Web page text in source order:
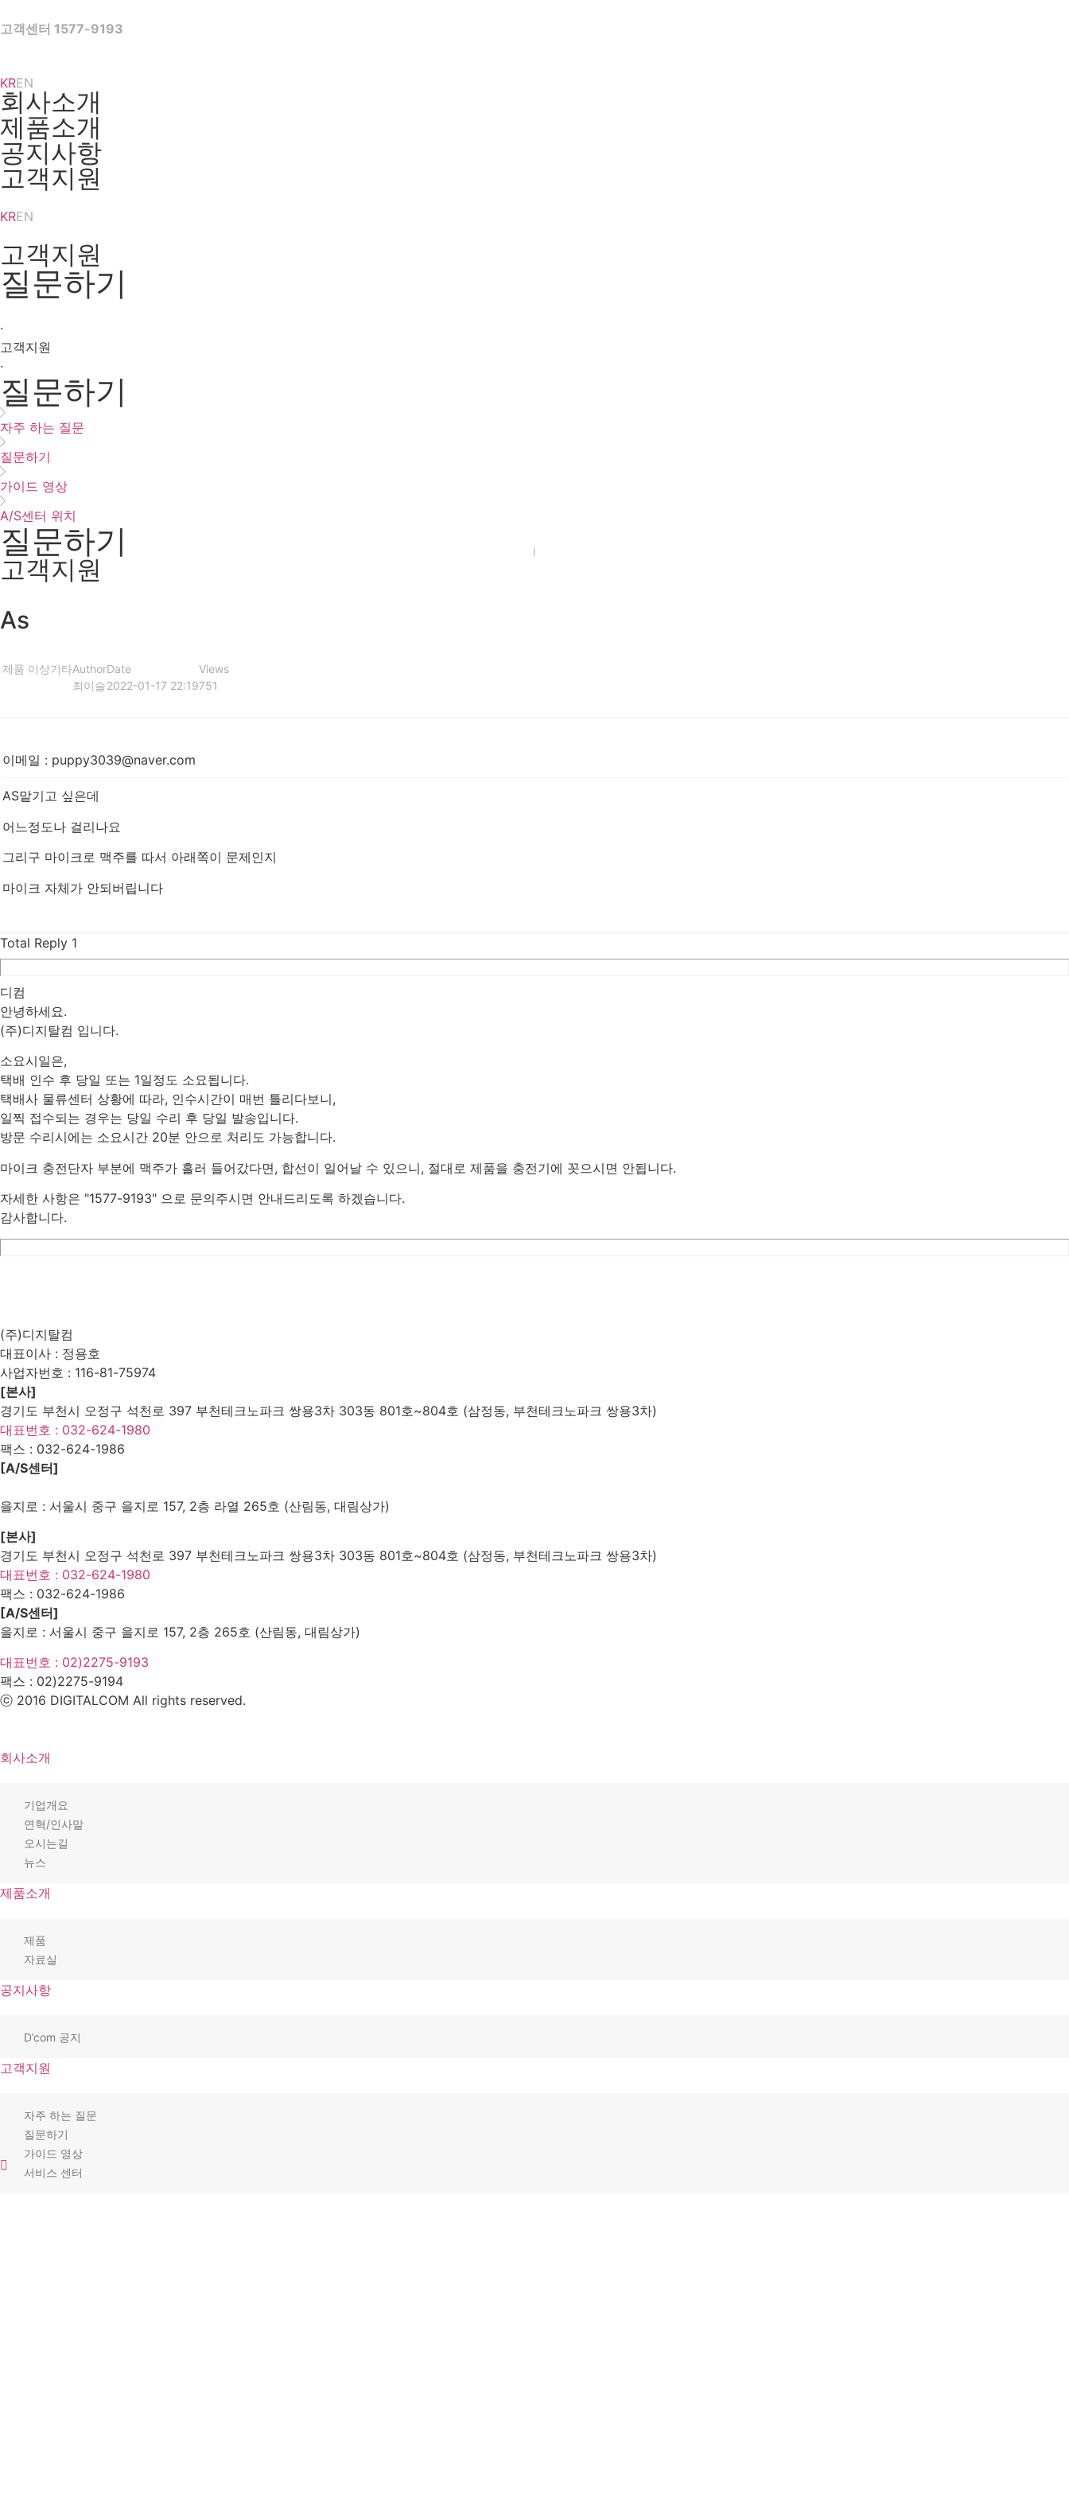
to
고객센터 1577-9193
KREN
회사소개
제품소개
공지사항
고객지원
KREN
고객지원
질문하기
·
고객지원
·
질문하기
자주 하는 질문
질문하기
가이드 영상
A/S센터 위치
질문하기
고객지원
As
제품 이상기타Author
최이슬
Date
2022-01-17 22:19
Views
751
이메일 : puppy3039@naver.com
AS맡기고 싶은데
어느정도나 걸리나요
그리구 마이크로 맥주를 따서 아래쪽이 문제인지
마이크 자체가 안되버립니다
Total Reply 1
디컴
안녕하세요.
(주)디지탈컴 입니다.
소요시일은,
택배 인수 후 당일 또는 1일정도 소요됩니다.
택배사 물류센터 상황에 따라, 인수시간이 매번 틀리다보니,
일찍 접수되는 경우는 당일 수리 후 당일 발송입니다.
방문 수리시에는 소요시간 20분 안으로 처리도 가능합니다.
마이크 충전단자 부분에 맥주가 흘러 들어갔다면, 합선이 일어날 수 있으니, 절대로 제품을 충전기에 꼿으시면 안됩니다.
자세한 사항은 "1577-9193" 으로 문의주시면 안내드리도록 하겠습니다.
감사합니다.
(주)디지탈컴
대표이사 : 정용호
사업자번호 : 116-81-75974
[본사]
경기도 부천시 오정구 석천로 397 부천테크노파크 쌍용3차 303동 801호~804호 (삼정동, 부천테크노파크 쌍용3차)
대표번호 : 032-624-1980
팩스 : 032-624-1986
[A/S센터]
을지로 : 서울시 중구 을지로 157, 2층 라열 265호 (산림동, 대림상가)
[본사]
경기도 부천시 오정구 석천로 397 부천테크노파크 쌍용3차 303동 801호~804호 (삼정동, 부천테크노파크 쌍용3차)
대표번호 : 032-624-1980
팩스 : 032-624-1986
[A/S센터]
을지로 : 서울시 중구 을지로 157, 2층 265호 (산림동, 대림상가)
대표번호 : 02)2275-9193
팩스 : 02)2275-9194​
ⓒ 2016 DIGITALCOM All rights reserved.
회사소개
기업개요
연혁/인사말
오시는길
뉴스
제품소개
제품
자료실
공지사항
D’com 공지
고객지원
자주 하는 질문
질문하기
가이드 영상
서비스 센터